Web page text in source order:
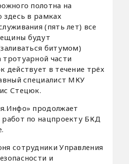
полотна на
здесь в рамках
(пять лет) все
будут
битумом)
части
действует в течение трёх
специалист МКУ
Стецюк.
продолжает
работ по нацпроекту БКД
сотрудники Управления
и